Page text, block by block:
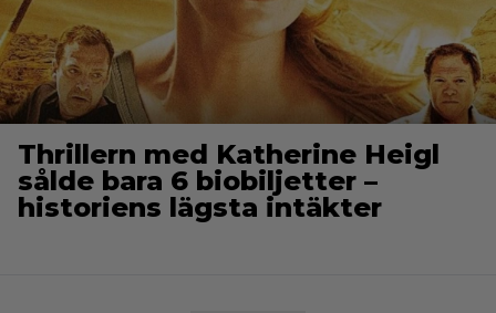
Thrillern med Katherine Heigl
sålde bara 6 biobiljetter –
historiens lägsta intäkter